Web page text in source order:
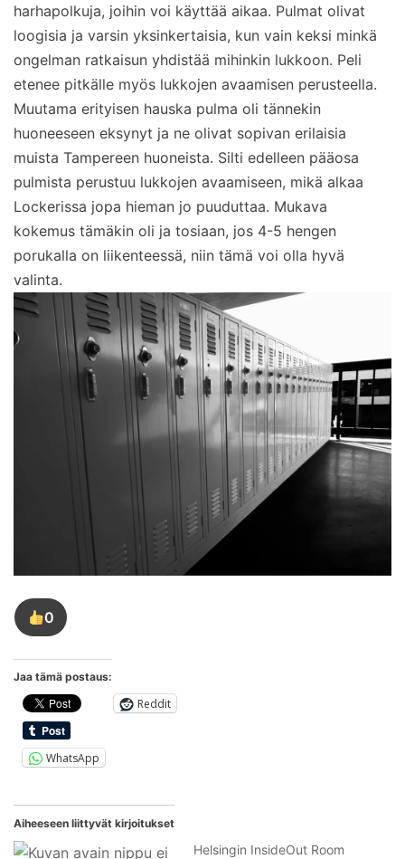
harhapolkuja, joihin voi käyttää aikaa. Pulmat olivat
loogisia ja varsin yksinkertaisia, kun vain keksi minkä
ongelman ratkaisun yhdistää mihinkin lukkoon. Peli
etenee pitkälle myös lukkojen avaamisen perusteella.
Muutama erityisen hauska pulma oli tännekin
huoneeseen eksynyt ja ne olivat sopivan erilaisia
muista Tampereen huoneista. Silti edelleen pääosa
pulmista perustuu lukkojen avaamiseen, mikä alkaa
Lockerissa jopa hieman jo puuduttaa. Mukava
kokemus tämäkin oli ja tosiaan, jos 4-5 hengen
porukalla on liikenteessä, niin tämä voi olla hyvä
valinta.
0
Tykkää
tästä
Jaa tämä postaus:
Reddit
WhatsApp
Aiheeseen liittyvät kirjoitukset
Helsingin InsideOut Room